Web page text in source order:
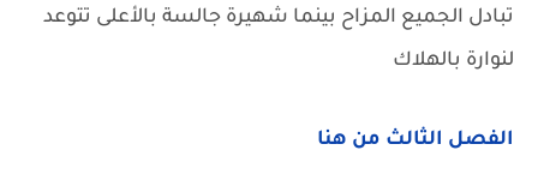
تبادل الجميع المزاح بينما شهيرة جالسة بالأعلى تتوعد
لنوارة بالهلاك
الفصل الثالث من هنا